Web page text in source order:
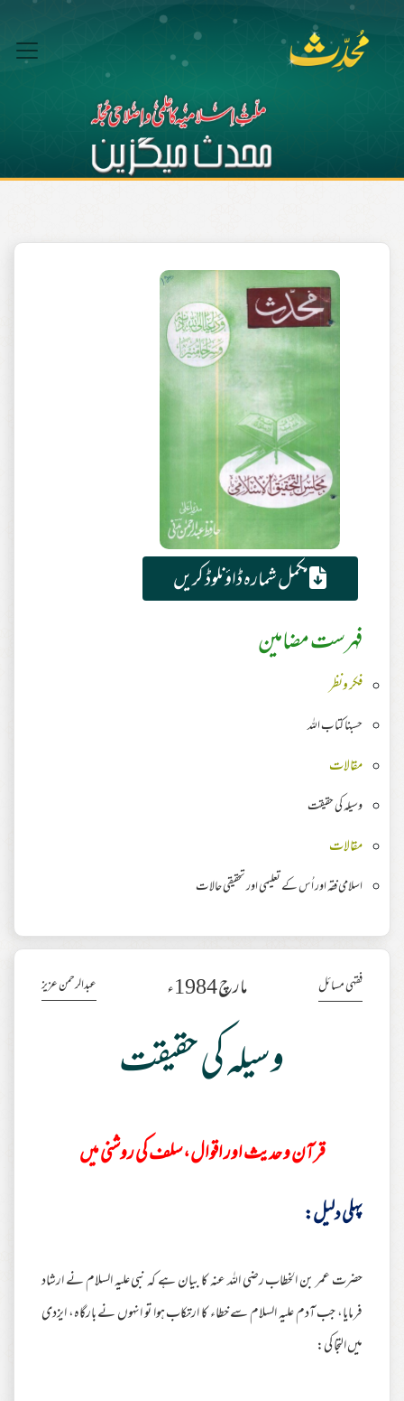
مکمل شمارہ ڈاؤنلوڈ کریں
فہرست مضامین
فکر ونظر
حسبنا كتاب الله
مقالات
وسیلہ کی حقیقت
مقالات
اسلامی فقہ اور اُس کے تعلیمی اور تحقیقی حالات
فقہی مسائل مارچ 1984ء عبدالرحمن عزیز
وسیلہ کی حقیقت
قرآن و حدیث اور اقوال، سلف کی روشنی میں
پہلی دلیل:
حضرت عمر بن الخطاب رضی اللہ عنہ کا بیان ہے کہ نبی علیہ السلام نے ارشاد
فرمایا، جب آدم علیہ السلام سے خطاء کا ارتکاب ہوا تو انہوں نے بارگاہ، ایزدی
میں التجا کی: